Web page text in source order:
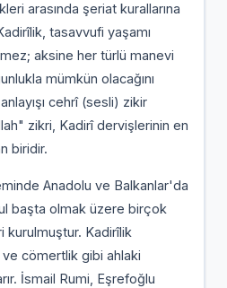
arasında şeriat kurallarına
tasavvufi yaşamı
aksine her türlü manevi
mümkün olacağını
cehrî (sesli) zikir
zikri, Kadirî dervişlerinin en
biridir.
Anadolu ve Balkanlar'da
başta olmak üzere birçok
kurulmuştur. Kadirîlik
cömertlik gibi ahlaki
İsmail Rumi, Eşrefoğlu